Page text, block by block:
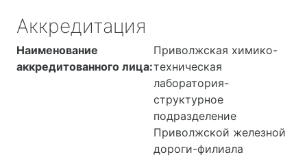
приготовления
электролитов, кислота
серная аккумуляторная,
электролит кислотный,
вода дистиллированная,
калия гидрат окиси,
спирт этиловый
Аккредитация
Наименование
аккредитованного лица:
Приволжская химико-
техническая
лаборатория-
структурное
подразделение
Приволжской железной
дороги-филиала